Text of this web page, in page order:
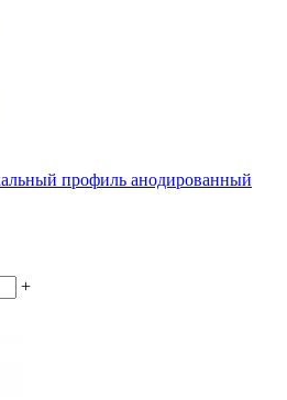
профиль анодированный
+